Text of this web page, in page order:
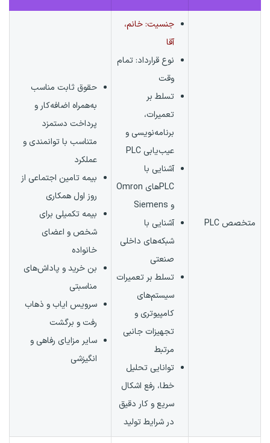
متخصص PLC
جنسیت: خانم،
آقا
نوع قرارداد: تمام
وقت
تسلط بر
تعمیرات،
برنامه‌نویسی و
عیب‌یابی PLC
آشنایی با
PLCهای Omron
و Siemens
آشنایی با
شبکه‌های داخلی
صنعتی
تسلط بر تعمیرات
سیستم‌های
کامپیوتری و
تجهیزات جانبی
مرتبط
توانایی تحلیل
خطا، رفع اشکال
سریع و کار دقیق
در شرایط تولید
حقوق ثابت مناسب
به‌همراه اضافه‌کار و
پرداخت دستمزد
متناسب با توانمندی و
عملکرد
بیمه تامین اجتماعی از
روز اول همکاری
بیمه تکمیلی برای
شخص و اعضای
خانواده
بن خرید و پاداش‌های
مناسبتی
سرویس ایاب و ذهاب
رفت و برگشت
سایر مزایای رفاهی و
انگیزشی